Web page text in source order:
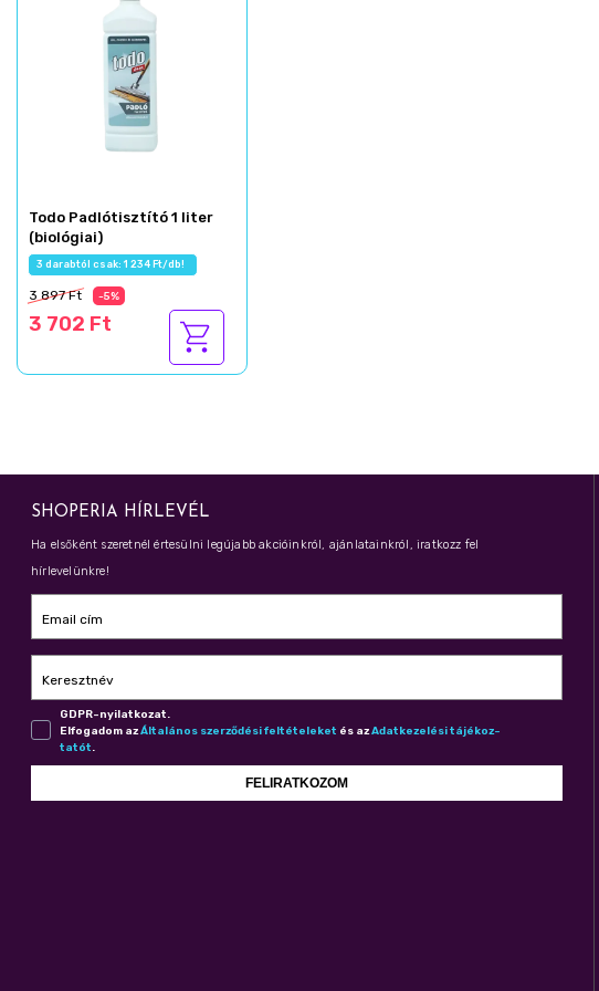
Todo Padlótisztító 1 liter
(biológiai)
3 darabtól csak: 1 234 Ft/db!
3 897 Ft -5%
3 702 Ft
SHOPERIA HÍRLEVÉL
Ha elsőként szeretnél értesülni legújabb akcióinkról, ajánlatainkról, iratkozz fel
hírlevelünkre!
Email cím
Keresztnév
GDPR-nyilatkozat.
Elfogadom azÁl­ta­lá­nos szer­ző­dé­si fel­té­te­le­ket és azAdat­ke­ze­lé­si tá­jé­koz­
ta­tót.
FELIRATKOZOM